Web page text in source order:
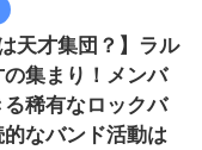
天才集団？】ラル
集まり！メンバ
稀有なロックバ
なバンド活動は